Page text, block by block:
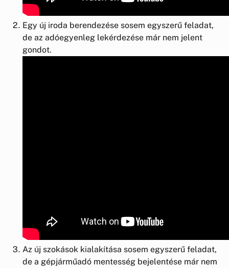
Egy új iroda berendezése sosem egyszerű feladat,
de az adóegyenleg lekérdezése már nem jelent
gondot.
Az új szokások kialakítása sosem egyszerű feladat,
de a gépjárműadó mentesség bejelentése már nem